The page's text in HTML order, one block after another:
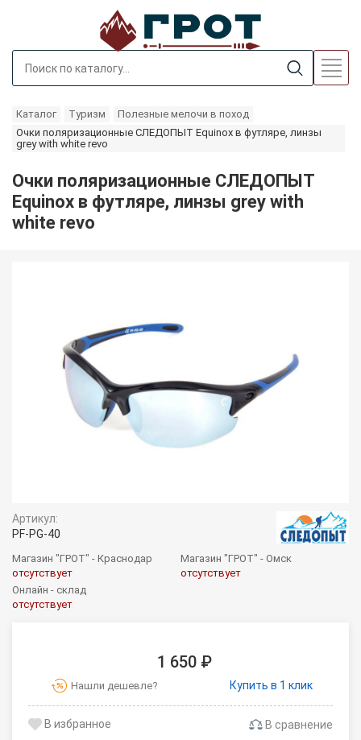
Каталог Туризм
Полезные мелочи в поход
Очки поляризационные СЛЕДОПЫТ Equinox в футляре, линзы
grey with white revo
Очки поляризационные СЛЕДОПЫТ
Equinox в футляре, линзы grey with
white revo
Артикул:
PF-PG-40
Магазин "ГРОТ" - Краснодар
отсутствует
Магазин "ГРОТ" - Омск
отсутствует
Онлайн - склад
отсутствует
1 650 ₽
Нашли дешевле? Купить в 1 клик
В сравнение